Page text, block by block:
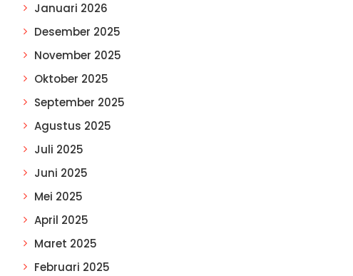
Januari 2026
Desember 2025
November 2025
Oktober 2025
September 2025
Agustus 2025
Juli 2025
Juni 2025
Mei 2025
April 2025
Maret 2025
Februari 2025